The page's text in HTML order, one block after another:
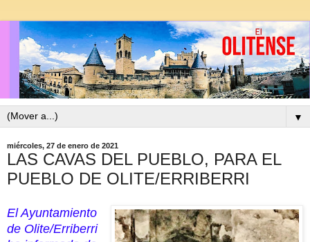
▼
miércoles, 27 de enero de 2021
LAS CAVAS DEL PUEBLO, PARA EL
PUEBLO DE OLITE/ERRIBERRI
El Ayuntamiento
de Olite/Erriberri